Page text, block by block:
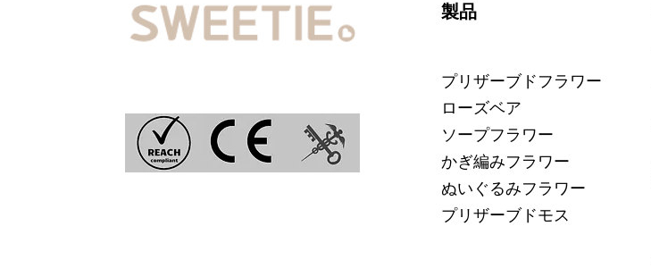
製品
プリザーブドフラワー
ローズベア
ソープフラワー
かぎ編みフラワー
ぬいぐるみフラワー
プリザーブドモス